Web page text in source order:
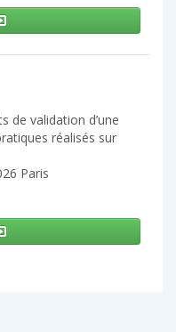
de validation d’une
réalisés sur
Paris